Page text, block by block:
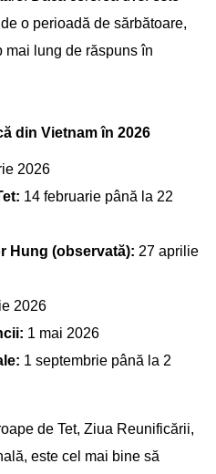
o perioadă de sărbătoare,
mai lung de răspuns în
din Vietnam în 2026
2026
14 februarie până la 22
Hung (observată): 27 aprilie
2026
1 mai 2026
1 septembrie până la 2
de Tet, Ziua Reunificării,
este cel mai bine să